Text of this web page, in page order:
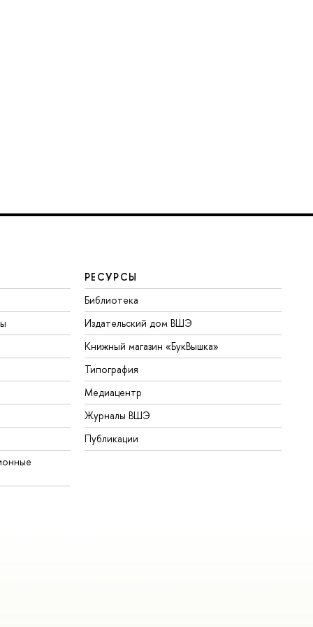
РЕСУРСЫ
Библиотека
Издательский дом ВШЭ
Книжный магазин «БукВышка»
Типография
Медиацентр
Журналы ВШЭ
Публикации